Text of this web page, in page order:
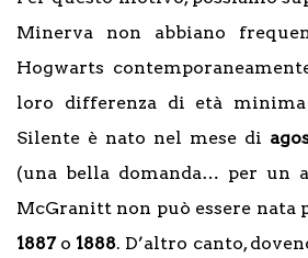
Minerva non abbiano
Hogwarts
loro differenza di età
Silente è nato nel mese di
(una bella domanda… per un
McGranitt non può essere nata
1887o 1888. D’altro canto,